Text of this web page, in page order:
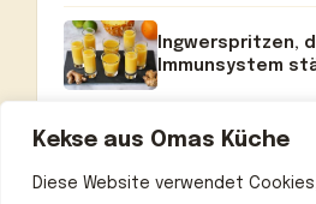
Kekse aus Omas Küche
Diese Website verwendet
Ingwerspritzen,
Immunsystem